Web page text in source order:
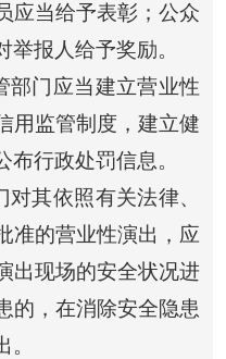
应当给予表彰；公众
报人给予奖励。
门应当建立营业性
用监管制度，建立健
行政处罚信息。
其依照有关法律、
准的营业性演出，应
出现场的安全状况进
的，在消除安全隐患